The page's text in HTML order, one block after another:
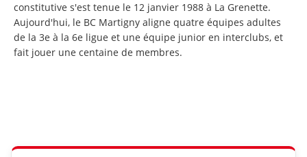
constitutive s'est tenue le 12 janvier 1988 à La Grenette.
Aujourd'hui, le BC Martigny aligne quatre équipes adultes
de la 3e à la 6e ligue et une équipe junior en interclubs, et
fait jouer une centaine de membres.